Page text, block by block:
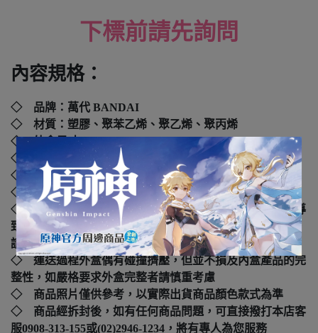
下標前請先詢問
內容規格：
◇ 品牌：萬代 BANDAI
◇ 材質：塑膠、聚苯乙烯、聚乙烯、聚丙烯
◇ 外盒尺寸：
31 x 19 x 7 cm
◇ 年齡：4歲以上
◇ 貨號：B5068849
◇ 國際碼：4573102688491
◇ 本產品如拆封或之後壓損後即無法恢復原狀，可能會導
致影響您的退貨權益，在您還不確定是否要辦理退貨以前，
請勿拆封
◇ 運送過程外盒偶有碰撞擠壓，但並不損及內盒產品的完
整性，如嚴格要求外盒完整者請慎重考慮
◇ 商品照片僅供參考，以實際出貨商品顏色款式為準
◇ 商品經拆封後，如有任何商品問題，可直接撥打本店客
服0908-313-155或(02)2946-1234，將有專人為您服務